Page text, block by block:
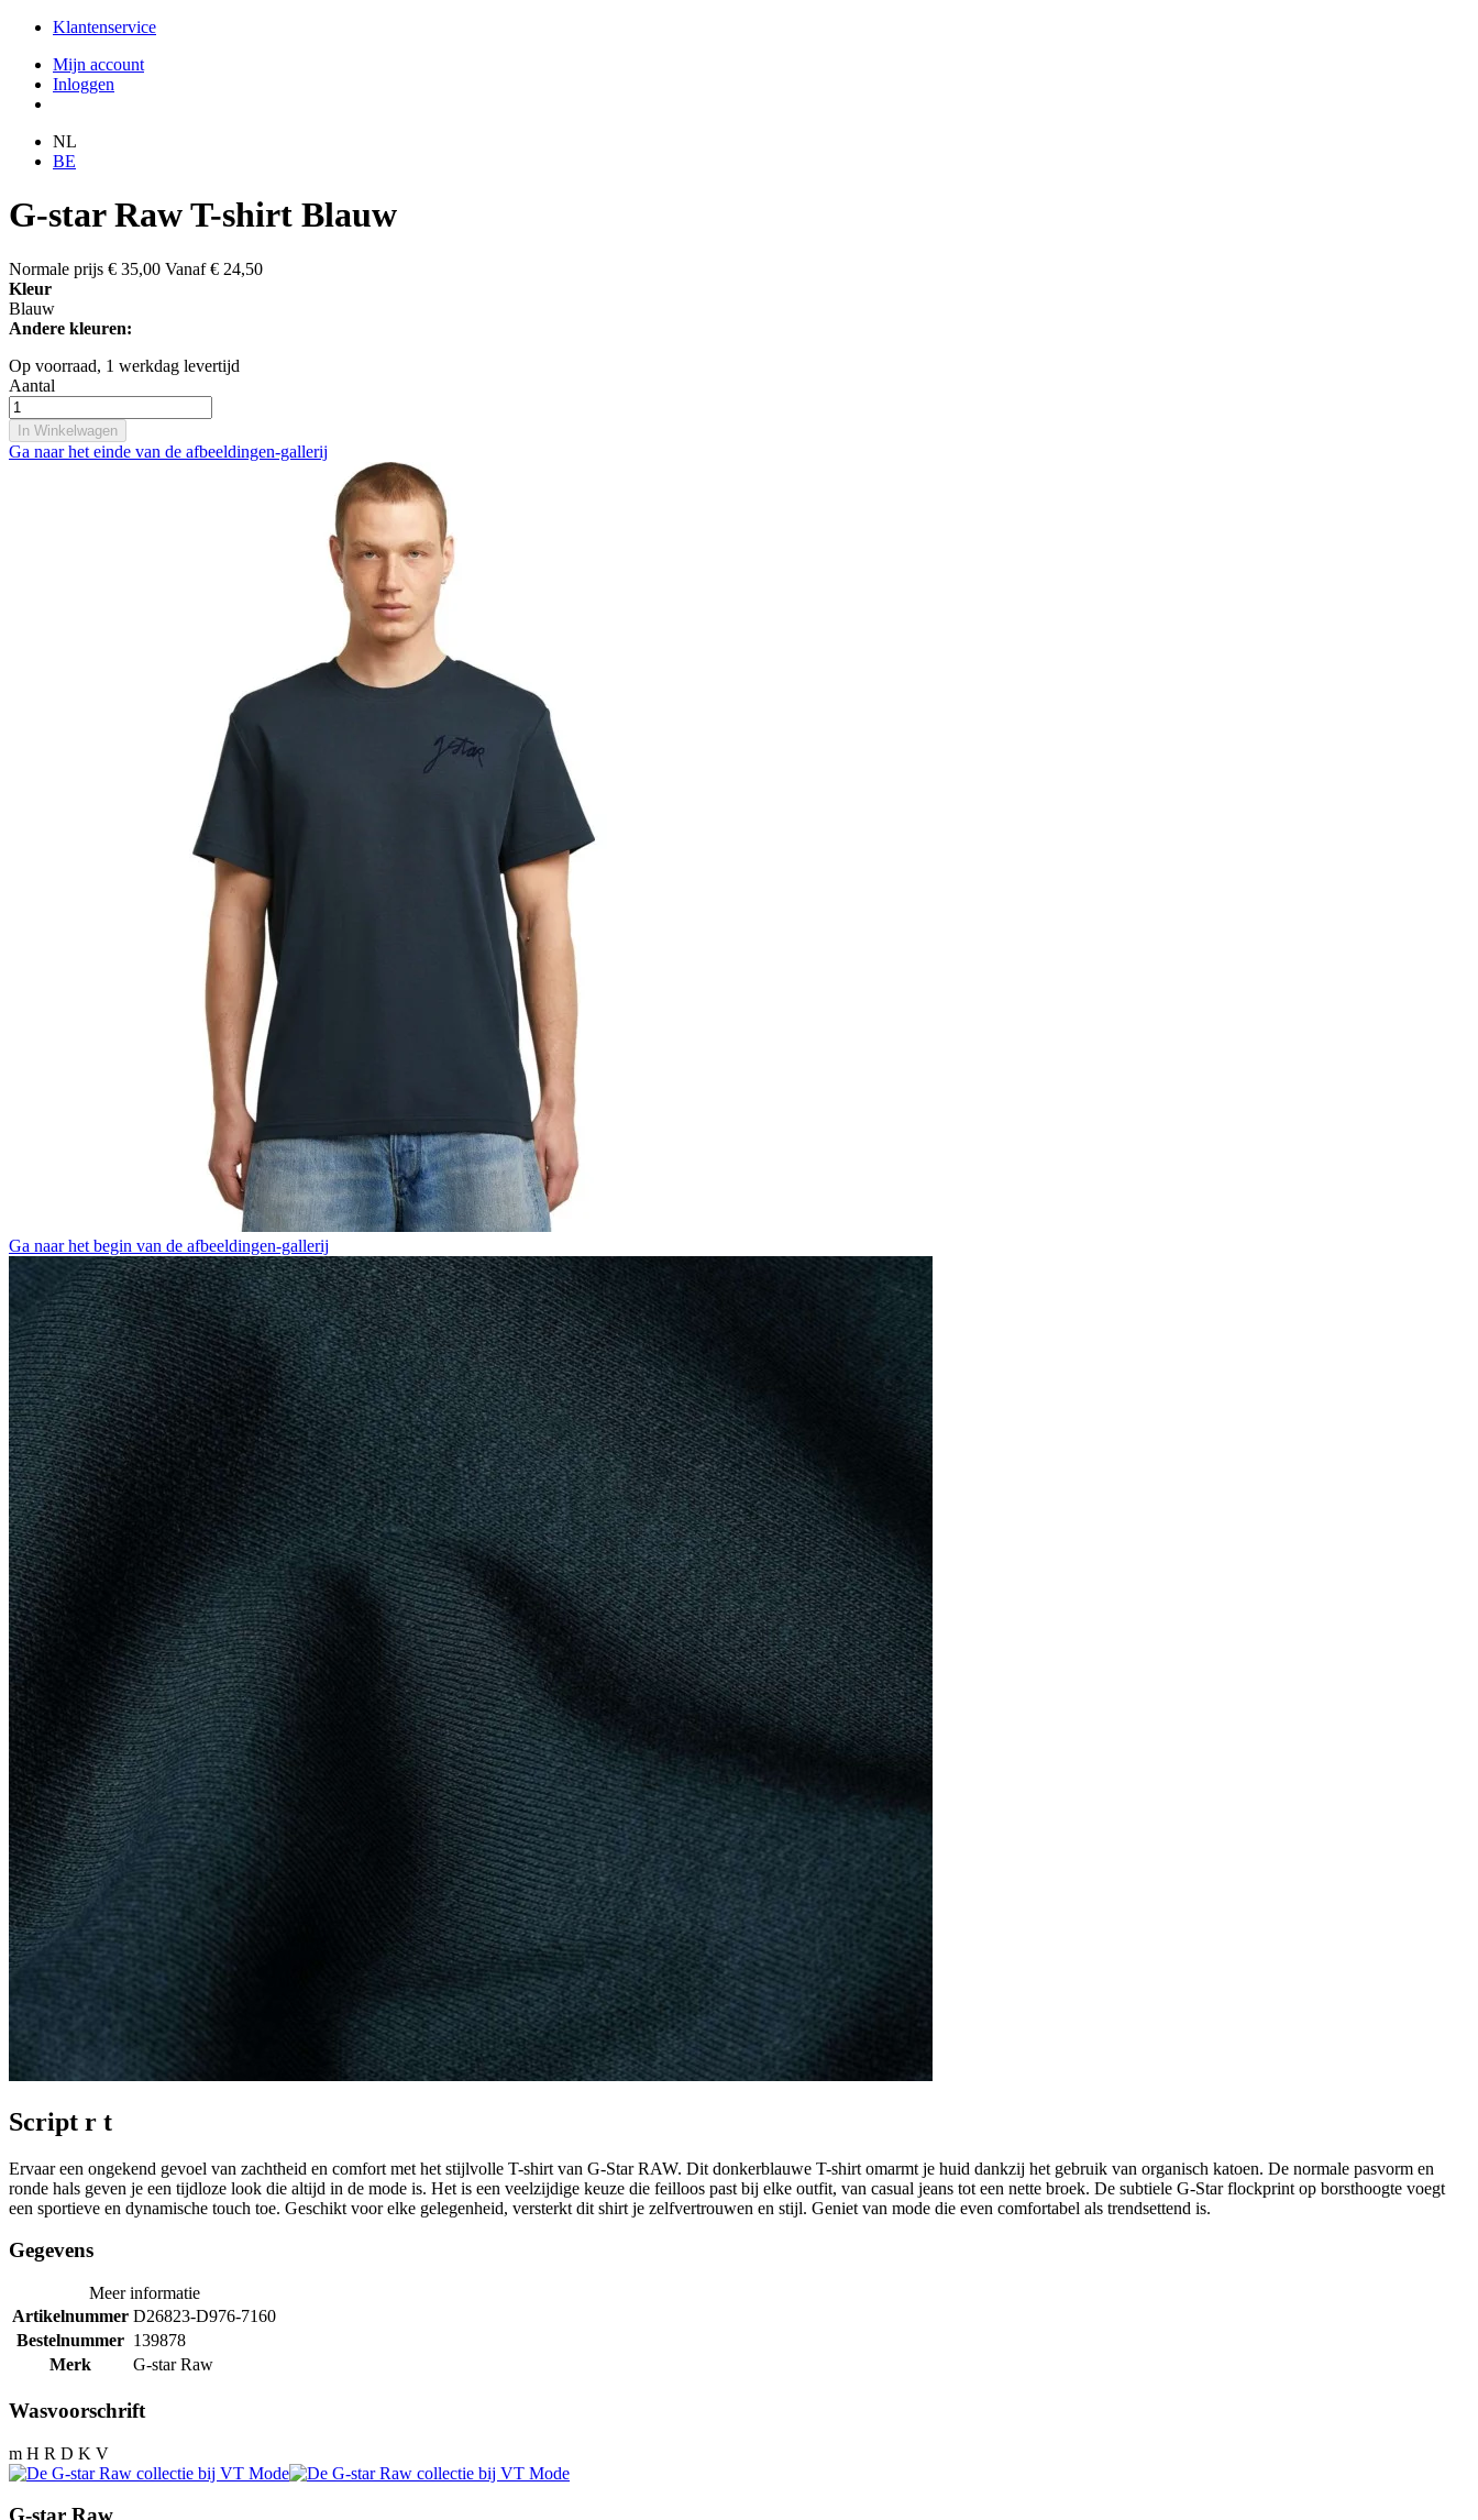
Klantenservice
Mijn account
Inloggen
NL
BE
G-star Raw T-shirt Blauw
Normale prijs € 35,00 Vanaf € 24,50
Kleur
Blauw
Andere kleuren:
Op voorraad, 1 werkdag levertijd
Aantal
In Winkelwagen
Ga naar het einde van de afbeeldingen-gallerij
Ga naar het begin van de afbeeldingen-gallerij
Script r t
Ervaar een ongekend gevoel van zachtheid en comfort met het stijlvolle T-shirt van G-Star RAW. Dit donkerblauwe T-shirt omarmt je huid dankzij het gebruik van organisch katoen. De normale pasvorm en
ronde hals geven je een tijdloze look die altijd in de mode is. Het is een veelzijdige keuze die feilloos past bij elke outfit, van casual jeans tot een nette broek. De subtiele G-Star flockprint op borsthoogte voegt
een sportieve en dynamische touch toe. Geschikt voor elke gelegenheid, versterkt dit shirt je zelfvertrouwen en stijl. Geniet van mode die even comfortabel als trendsettend is.
Gegevens
Meer informatie
Artikelnummer D26823-D976-7160
Bestelnummer 139878
Merk
G-star Raw
Wasvoorschrift
m H R D K V
G-star Raw